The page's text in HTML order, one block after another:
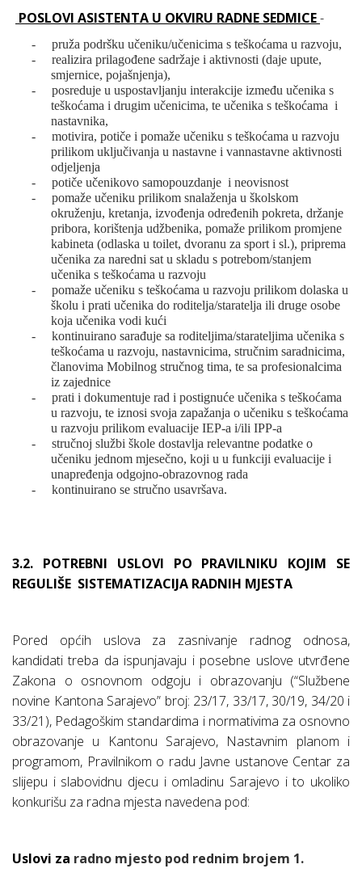
POSLOVI ASISTENTA U OKVIRU RADNE SEDMICE-
-
pruža podršku učeniku/učenicima s teškoćama u razvoju,
-
realizira prilagođene sadržaje i aktivnosti (daje upute,
smjernice, pojašnjenja),
-
posreduje u uspostavljanju interakcije između učenika s
teškoćama i drugim učenicima, te učenika s teškoćama i
nastavnika,
-
motivira, potiče i pomaže učeniku s teškoćama u razvoju
prilikom uključivanja u nastavne i vannastavne aktivnosti
odjeljenja
-
potiče učenikovo samopouzdanje i neovisnost
-
pomaže učeniku prilikom snalaženja u školskom
okruženju, kretanja, izvođenja određenih pokreta, držanje
pribora, korištenja udžbenika, pomaže prilikom promjene
kabineta (odlaska u toilet, dvoranu za sport i sl.), priprema
učenika za naredni sat u skladu s potrebom/stanjem
učenika s teškoćama u razvoju
-
pomaže učeniku s teškoćama u razvoju prilikom dolaska u
školu i prati učenika do roditelja/staratelja ili druge osobe
koja učenika vodi kući
-
kontinuirano sarađuje sa roditeljima/starateljima učenika s
teškoćama u razvoju, nastavnicima, stručnim saradnicima,
članovima Mobilnog stručnog tima, te sa profesionalcima
iz zajednice
-
prati i dokumentuje rad i postignuće učenika s teškoćama
u razvoju, te iznosi svoja zapažanja o učeniku s teškoćama
u razvoju prilikom evaluacije IEP-a i/ili IPP-a
-
stručnoj službi škole dostavlja relevantne podatke o
učeniku jednom mjesečno, koji u u funkciji evaluacije i
unapređenja odgojno-obrazovnog rada
-
kontinuirano se stručno usavršava.
3.2. POTREBNI USLOVI PO PRAVILNIKU KOJIM SE
REGULIŠE SISTEMATIZACIJA RADNIH MJESTA
Pored općih uslova za zasnivanje radnog odnosa,
kandidati treba da ispunjavaju i posebne uslove utvrđene
Zakona o osnovnom odgoju i obrazovanju (“Službene
novine Kantona Sarajevo” broj: 23/17, 33/17, 30/19, 34/20 i
33/21), Pedagoškim standardima i normativima za osnovno
obrazovanje u Kantonu Sarajevo, Nastavnim planom i
programom, Pravilnikom o radu Javne ustanove Centar za
slijepu i slabovidnu djecu i omladinu Sarajevo i to ukoliko
konkurišu za radna mjesta navedena pod:
Uslovi za radno mjesto pod rednim brojem 1.